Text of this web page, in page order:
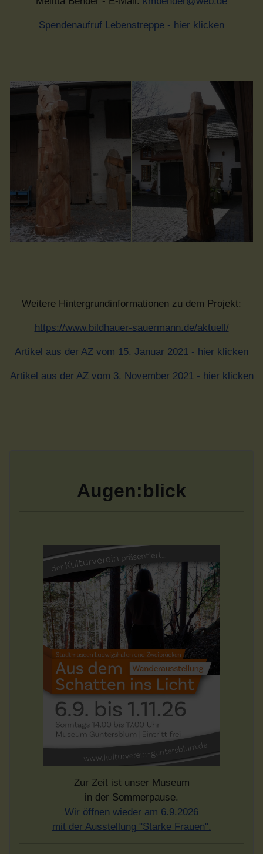
Spendenaufruf Lebenstreppe - hier klicken
Weitere Hintergrundinformationen zu dem Projekt:
https://www.bildhauer-sauermann.de/aktuell/
Artikel aus der AZ vom 15. Januar 2021 - hier klicken
Artikel aus der AZ vom 3. November 2021 - hier klicken
Augen:blick
Zur Zeit ist unser Museum
in der Sommerpause.
Wir öffnen wieder am 6.9.2026
mit der Ausstellung "Starke Frauen".